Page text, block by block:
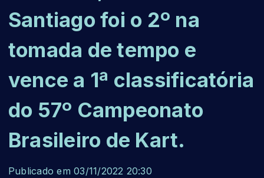
Santiago foi o 2º na
tomada de tempo e
vence a 1ª classificatória
do 57º Campeonato
Brasileiro de Kart.
Publicado em 03/11/2022 20:30